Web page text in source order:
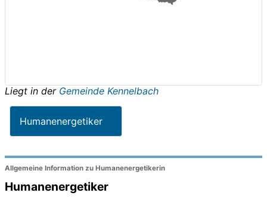
Liegt in der Gemeinde Kennelbach
Humanenergetiker
Allgemeine Information zu Humanenergetikerin
Humanenergetiker